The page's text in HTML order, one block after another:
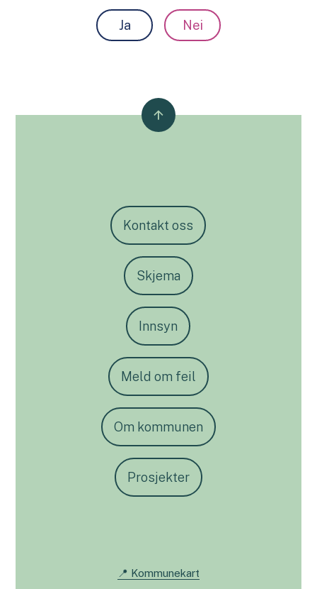
Ja Nei
Kontakt oss
Skjema
Innsyn
Meld om feil
Om kommunen
Prosjekter
📍 Kommunekart